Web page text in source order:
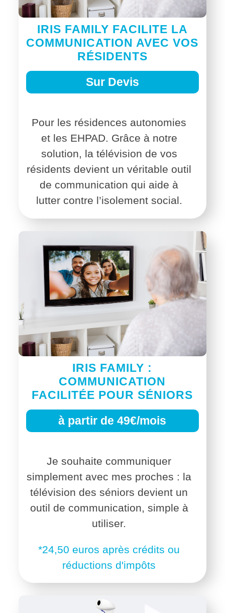
IRIS FAMILY FACILITE LA
COMMUNICATION AVEC VOS
RÉSIDENTS
Sur Devis
Pour les résidences autonomies
et les EHPAD. Grâce à notre
solution, la télévision de vos
résidents devient un véritable outil
de communication qui aide à
lutter contre l’isolement social.
IRIS FAMILY :
COMMUNICATION
FACILITÉE POUR SÉNIORS
à partir de 49€/mois
Je souhaite communiquer
simplement avec mes proches : la
télévision des séniors devient un
outil de communication, simple à
utiliser.
*24,50 euros après crédits ou
réductions d'impôts